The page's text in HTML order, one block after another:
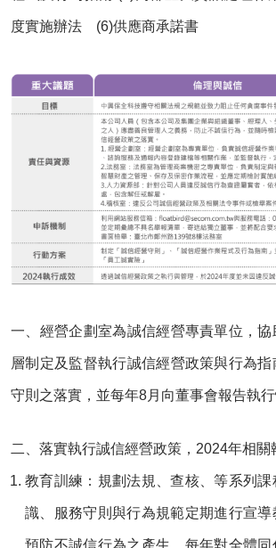
度實施辦法 (6)供應商承諾書
一、經營企劃室為誠信經營專責單位，
層制定及監督執行誠信經營政策與行為
守則之落實，並每年8月向董事會報告執行
二、落實執行誠信經營政策，2024年相關
教育訓練： 規劃法規、查核、等系列
識、服務守則與行為規範定期進行宣